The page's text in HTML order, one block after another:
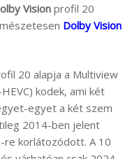
Visionprofil 20
Dolby Vision
20 alapja a Multiview
kodek, ami két
egyet a két szem
2014-ben jelent
re korlátozódott. A 10